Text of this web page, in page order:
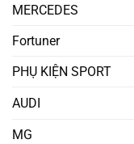
MERCEDES
Fortuner
PHỤ KIỆN SPORT
AUDI
MG